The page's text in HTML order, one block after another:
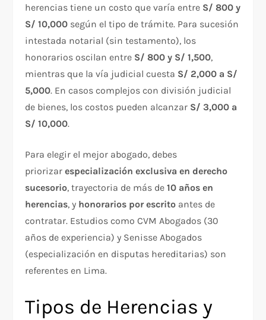
herencias tiene un costo que varía entre S/ 800 y
S/ 10,000 según el tipo de trámite. Para sucesión
intestada notarial (sin testamento), los
honorarios oscilan entre S/ 800 y S/ 1,500,
mientras que la vía judicial cuesta S/ 2,000 a S/
5,000. En casos complejos con división judicial
de bienes, los costos pueden alcanzar S/ 3,000 a
S/ 10,000.
Para elegir el mejor abogado, debes
priorizarespecialización exclusiva en derecho
sucesorio, trayectoria de más de10 años en
herencias, y honorarios por escrito antes de
contratar. Estudios como CVM Abogados (30
años de experiencia) y Senisse Abogados
(especialización en disputas hereditarias) son
referentes en Lima.
Tipos de Herencias y